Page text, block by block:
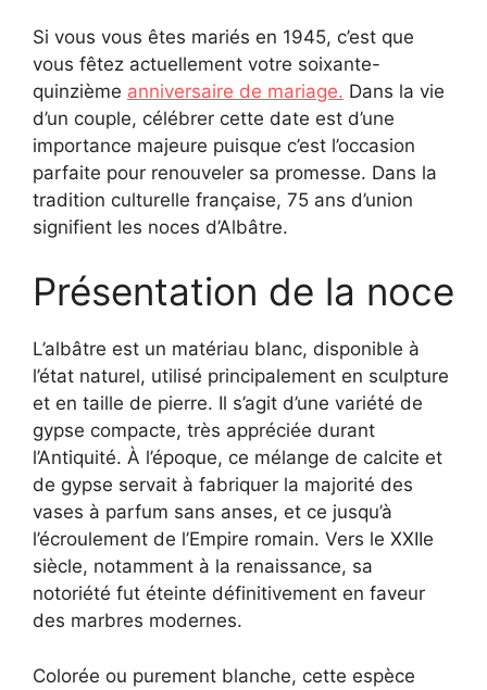
Si vous vous êtes mariés en 1945, c’est que
vous fêtez actuellement votre soixante-
quinzième anniversaire de mariage. Dans la vie
d’un couple, célébrer cette date est d’une
importance majeure puisque c’est l’occasion
parfaite pour renouveler sa promesse. Dans la
tradition culturelle française, 75 ans d’union
signifient les noces d’Albâtre.
Présentation de la noce
L’albâtre est un matériau blanc, disponible à
l’état naturel, utilisé principalement en sculpture
et en taille de pierre. Il s’agit d’une variété de
gypse compacte, très appréciée durant
l’Antiquité. À l’époque, ce mélange de calcite et
de gypse servait à fabriquer la majorité des
vases à parfum sans anses, et ce jusqu’à
l’écroulement de l’Empire romain. Vers le XXIIe
siècle, notamment à la renaissance, sa
notoriété fut éteinte définitivement en faveur
des marbres modernes.
Colorée ou purement blanche, cette espèce